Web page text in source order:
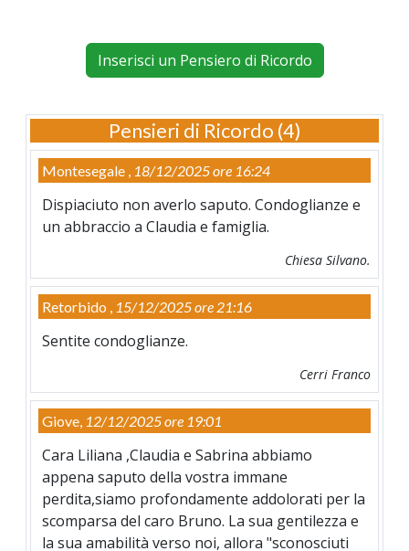
Inserisci un Pensiero di Ricordo
Pensieri di Ricordo (4)
Montesegale , 18/12/2025 ore 16:24
Dispiaciuto non averlo saputo. Condoglianze e
un abbraccio a Claudia e famiglia.
Chiesa Silvano.
Retorbido , 15/12/2025 ore 21:16
Sentite condoglianze.
Cerri Franco
Giove, 12/12/2025 ore 19:01
Cara Liliana ,Claudia e Sabrina abbiamo
appena saputo della vostra immane
perdita,siamo profondamente addolorati per la
scomparsa del caro Bruno. La sua gentilezza e
la sua amabilità verso noi, allora "sconosciuti